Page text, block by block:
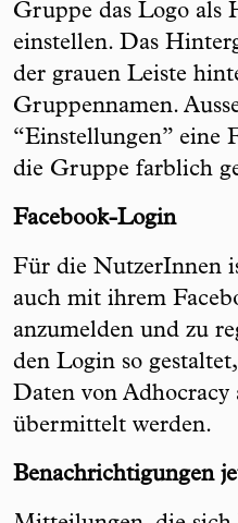
Gruppe das Logo als
einstellen. Das
der grauen Leiste
Gruppennamen.
“Einstellungen” eine
die Gruppe farblich
Facebook-Login
Für die NutzerInnen
auch mit ihrem
anzumelden und zu
den Login so
Daten von Adhocracy
übermittelt werden.
Benachrichtigungen